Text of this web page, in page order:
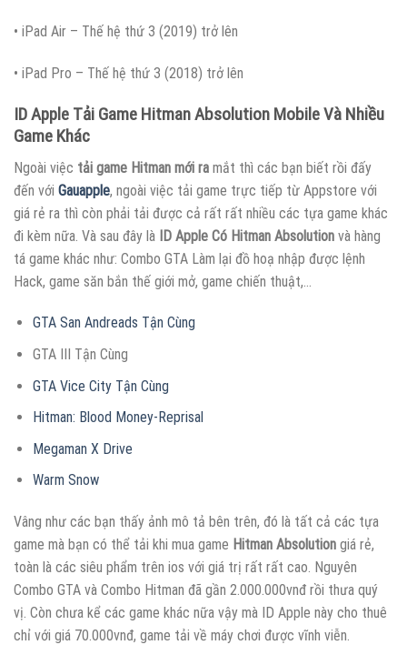
• iPad Air – Thế hệ thứ 3 (2019) trở lên
• iPad Pro – Thế hệ thứ 3 (2018) trở lên
ID Apple Tải Game Hitman Absolution Mobile Và Nhiều
Game Khác
Ngoài việc tải game Hitman mới ra mắt thì các bạn biết rồi đấy
đến với Gauapple, ngoài việc tải game trực tiếp từ Appstore với
giá rẻ ra thì còn phải tải được cả rất rất nhiều các tựa game khác
đi kèm nữa. Và sau đây là ID Apple Có Hitman Absolution và hàng
tá game khác như: Combo GTA Làm lại đồ hoạ nhập được lệnh
Hack, game săn bắn thế giới mở, game chiến thuật,…
GTA San Andreads Tận Cùng
GTA III Tận Cùng
GTA Vice City Tận Cùng
Hitman: Blood Money-Reprisal
Megaman X Drive
Warm Snow
Vâng như các bạn thấy ảnh mô tả bên trên, đó là tất cả các tựa
game mà bạn có thể tải khi mua game Hitman Absolution giá rẻ,
toàn là các siêu phẩm trên ios với giá trị rất rất cao. Nguyên
Combo GTA và Combo Hitman đã gần 2.000.000vnđ rồi thưa quý
vị. Còn chưa kể các game khác nữa vậy mà ID Apple này cho thuê
chỉ với giá 70.000vnđ, game tải về máy chơi được vĩnh viễn.